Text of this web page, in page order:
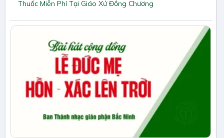
Thuốc Miễn Phí Tại Giáo Xứ Đồng Chương